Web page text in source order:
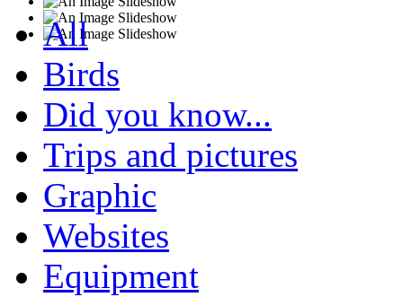
All
Birds
Did you know...
Trips and pictures
Graphic
Websites
Equipment